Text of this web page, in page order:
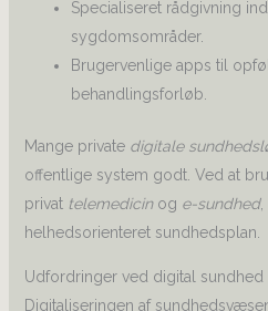
Specialiseret rådgivning
sygdomsområder.
Brugervenlige apps til
behandlingsforløb.
Mange private digitale
offentlige system godt. Ved at
privat telemedicinog e-sundhed,
helhedsorienteret sundhedsplan.
Udfordringer ved digital sundhed
Digitaliseringen af